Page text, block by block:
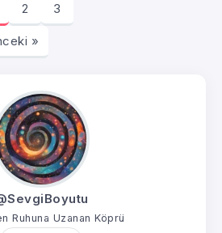
2 3
»
Ruhuna Uzanan Köprü